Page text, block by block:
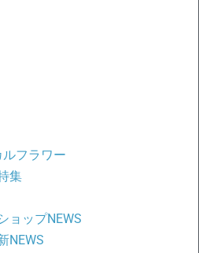
フラワー
集
ョップNEWS
NEWS